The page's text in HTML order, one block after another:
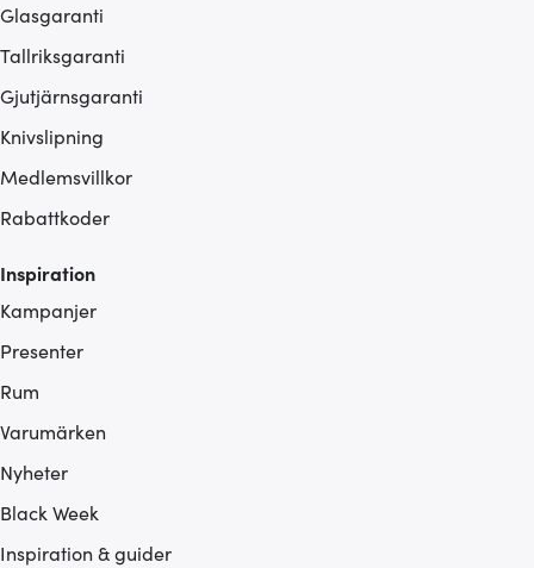
Glasgaranti
Tallriksgaranti
Gjutjärnsgaranti
Knivslipning
Medlemsvillkor
Rabattkoder
Inspiration
Kampanjer
Presenter
Rum
Varumärken
Nyheter
Black Week
Inspiration & guider